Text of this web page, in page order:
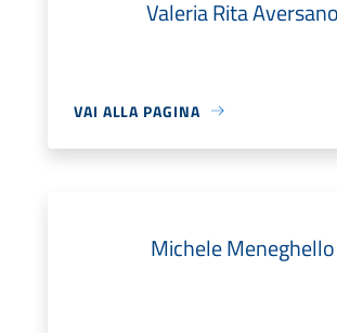
Valeria Rita Aversano
VAI ALLA PAGINA
Michele Meneghello